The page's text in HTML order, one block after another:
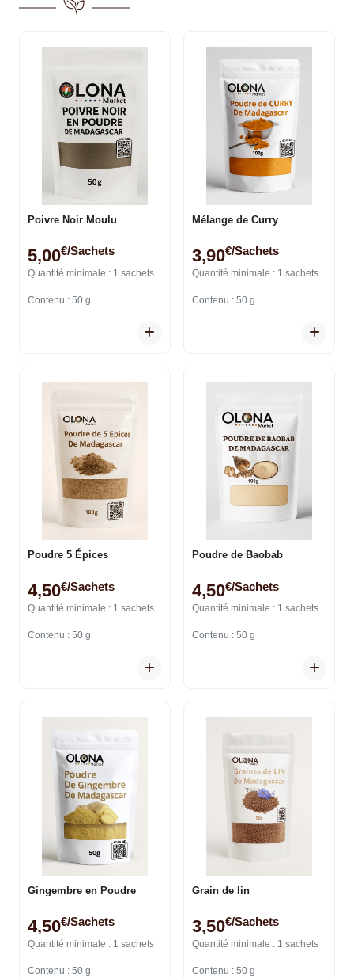
Poivre Noir Moulu
5,00€/sachets
Quantité minimale : 1 sachets
Contenu : 50 g
Mélange de Curry
3,90€/sachets
Quantité minimale : 1 sachets
Contenu : 50 g
Poudre 5 Épices
4,50€/sachets
Quantité minimale : 1 sachets
Contenu : 50 g
Poudre de Baobab
4,50€/sachets
Quantité minimale : 1 sachets
Contenu : 50 g
Gingembre en Poudre
4,50€/sachets
Quantité minimale : 1 sachets
Contenu : 50 g
Grain de lin
3,50€/sachets
Quantité minimale : 1 sachets
Contenu : 50 g